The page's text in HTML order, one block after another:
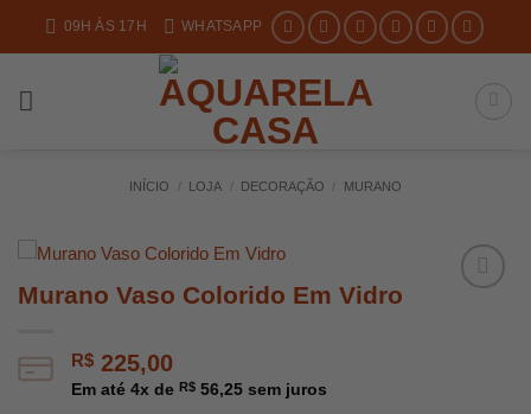
09H ÀS 17H WHATSAPP
INÍCIO / LOJA / DECORAÇÃO / MURANO
Murano Vaso Colorido Em Vidro
R$ 225,00
Em até 4x de R$ 56,25 sem juros